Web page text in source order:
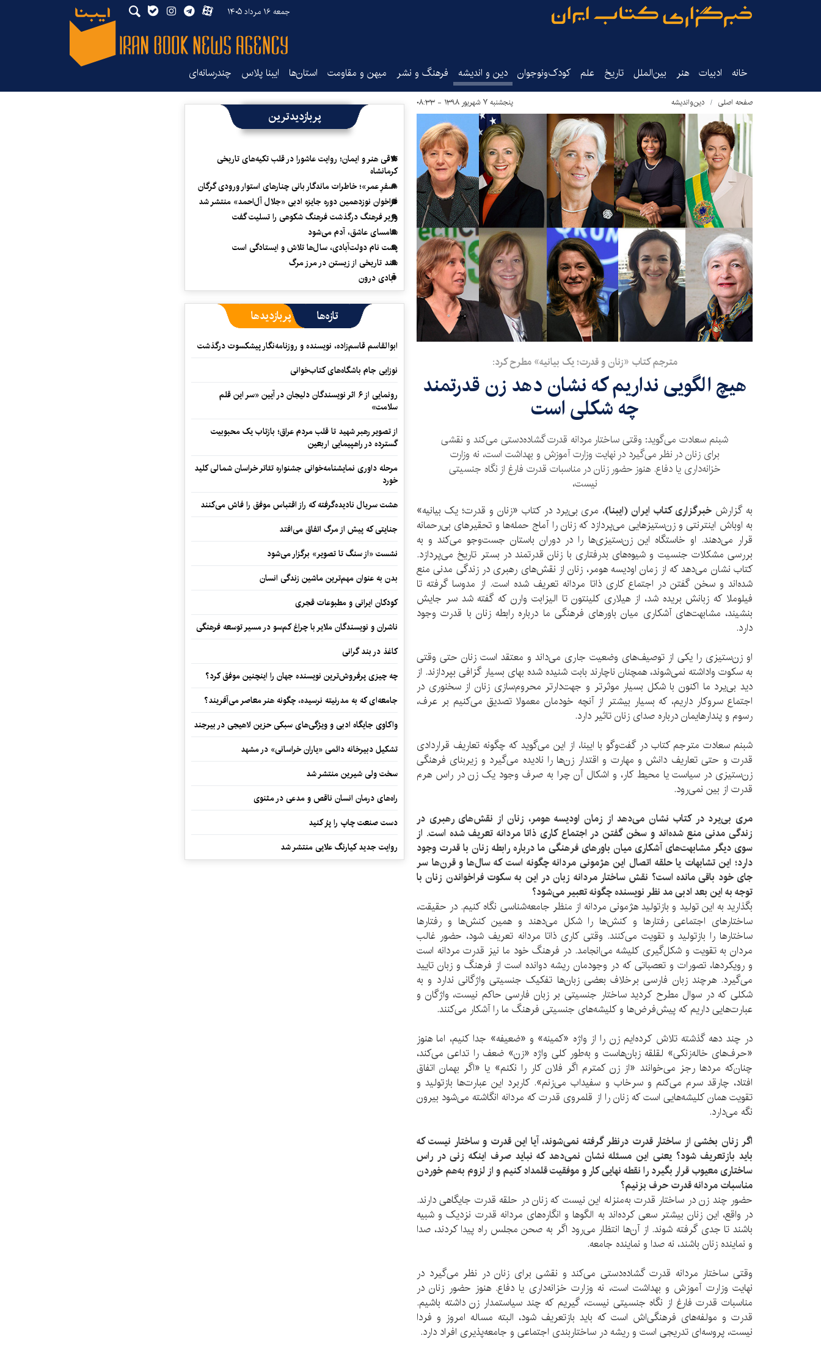
جمعه ۱۶ مرداد ۱۴۰۵
خانه ادبیات هنر بین‌الملل تاریخ‌ علم کودک‌ونوجوان دین و اندیشه فرهنگ و نشر میهن و مقاومت استان‌ها ایبنا پلاس چندرسانه‌ای
صفحه اصلی دین‌واندیشه پنجشنبه ۷ شهریور ۱۳۹۸ - ۰۸:۳۳
مترجم کتاب «زنان و قدرت؛ یک بیانیه» مطرح کرد:
هیچ الگویی نداریم که نشان دهد زن قدرتمند
چه شکلی است
شبنم سعادت می‌گوید: وقتی ساختار مردانه قدرت گشاده‌دستی می‌کند و نقشی
برای زنان در نظر می‌گیرد در نهایت وزارت آموزش و بهداشت است، نه وزارت
خزانه‌داری یا دفاع. هنوز حضور زنان در مناسبات قدرت فارغ از نگاه جنسیتی
نیست،
به گزارش خبرگزاری کتاب ایران (ایبنا)، مری بی‌یرد در کتاب «زنان و قدرت؛ یک بیانیه»
به اوباش اینترنتی و زن‌ستیزهایی می‌پردازد که زنان را آماج حمله‌ها و تحقیرهای بی‌رحمانه
قرار می‌دهند. او خاستگاه این زن‌ستیزی‌ها را در دوران باستان جست‌وجو می‌کند و به
بررسی مشکلات جنسیت و شیوه‌های بدرفتاری با زنان قدرتمند در بستر تاریخ می‌پردازد.
کتاب نشان می‌دهد که از زمان اودیسه هومر، زنان از نقش‌های رهبری در زندگی مدنی منع
شده‌اند و سخن گفتن در اجتماع کاری ذاتا مردانه تعریف شده است. از مدوسا گرفته تا
فیلوملا که زبانش بریده شد، از هیلاری کلینتون تا الیزابت وارن که گفته شد سر جایش
بنشیند، مشابهت‌های آشکاری میان باورهای فرهنگی ما درباره رابطه زنان با قدرت وجود
دارد.
او زن‌ستیزی را یکی از توصیف‌های وضعیت جاری می‌داند و معتقد است زنان حتی وقتی
به سکوت واداشته نمی‌شوند، همچنان ناچارند بابت شنیده شده بهای بسیار گزافی بپردازند. از
دید بی‌یرد ما اکنون با شکل بسیار موثرتر و جهت‌دار‌تر محروم‌سازی زنان از سخنوری در
اجتماع سروکار داریم، که بسیار بیشتر از آنچه خودمان معمولا تصدیق می‌کنیم بر عرف،
رسوم و پندارهایمان درباره صدای زنان تاثیر دارد.
شبنم سعادت مترجم کتاب در گفت‌وگو با ایبنا، از این می‌گوید که چگونه تعاریف قراردادی
قدرت و حتی تعاریف دانش و مهارت و اقتدار زن‌ها را نادیده می‌گیرد و زیربنای فرهنگی
زن‌ستیزی در سیاست یا محیط کار، و اشکال آن چرا به صرف وجود یک زن در راس هرم
قدرت از بین نمی‌رود.
مری بی‌یرد در کتاب نشان می‌دهد از زمان اودیسه هومر، زنان از نقش‌های رهبری در
زندگی مدنی منع شده‌اند و سخن گفتن در اجتماع کاری ذاتا مردانه تعریف شده است. از
سوی دیگر مشابهت‌های آشکاری میان باورهای فرهنگی ما درباره رابطه زنان با قدرت وجود
دارد؛ این تشابهات یا حلقه اتصال این هژمونی مردانه چگونه است که سال‌ها و قرن‌ها سر
جای خود باقی مانده است؟ نقش ساختار مردانه زبان در این به سکوت فراخواندن زنان با
توجه به این بعد ادبی مد نظر نویسنده چگونه تعبیر می‌شود؟
بگذارید به این تولید و بازتولید هژمونی مردانه از منظر جامعه‌شناسی نگاه کنیم. در حقیقت،
ساختارهای اجتماعی رفتارها و کنش‌ها را شکل می‌دهند و همین کنش‌ها و رفتارها
ساختارها را بازتولید و تقویت می‌کنند. وقتی کاری ذاتا مردانه تعریف شود، حضور غالب
مردان به تقویت و شکل‌گیری کلیشه می‌انجامد. در فرهنگ خود ما نیز قدرت مردانه است
و رویکردها، تصورات و تعصباتی که در وجودمان ریشه دوانده است از فرهنگ و زبان تایید
می‌گیرد. هرچند زبان فارسی برخلاف بعضی زبان‌ها تفکیک جنسیتی واژگانی ندارد و به
شکلی که در سوال مطرح کردید ساختار جنسیتی بر زبان فارسی حاکم نیست، واژگان و
عبارت‌هایی داریم که پیش‌فرض‌ها و کلیشه‌های جنسیتی فرهنگ ما را آشکار می‌کنند.
در چند دهه گذشته تلاش کرده‌ایم زن را از واژه «کمینه» و «ضعیفه» جدا کنیم، اما هنوز
«حرف‌های خاله‌زنکی» لقلقه زبان‌هاست و به‌طور کلی واژه «زن» ضعف را تداعی می‌کند،
چنان‌که مردها رجز می‌خوانند «از زن کمترم اگر فلان کار را نکنم» یا «اگر بهمان اتفاق
افتاد، چارقد سرم می‌کنم و سرخاب و سفیداب می‌زنم». کاربرد این عبارت‌ها بازتولید و
تقویت همان کلیشه‌هایی است که زنان را از قلمروی قدرت که مردانه انگاشته می‌شود بیرون
نگه می‌دارد.
اگر زنان بخشی از ساختار قدرت درنظر گرفته نمی‌شوند، آیا این قدرت و ساختار نیست که
باید بازتعریف شود؟ یعنی این مسئله نشان نمی‌دهد که نباید صرف اینکه زنی در راس
ساختاری معیوب قرار بگیرد را نقطه نهایی کار و موفقیت قلمداد کنیم و از لزوم به‌هم خوردن
مناسبات مردانه قدرت حرف بزنیم؟
حضور چند زن در ساختار قدرت به‌منزله این نیست که زنان در حلقه قدرت جایگاهی دارند.
در واقع، این زنان بیشتر سعی کرد‌ه‌اند به الگوها و انگاره‌های مردانه قدرت نزدیک و شبیه
باشند تا جدی گرفته شوند. از آن‌ها انتظار می‌رود اگر به صحن مجلس راه پیدا کردند، صدا
و نماینده زنان باشند، نه صدا و نماینده جامعه.
وقتی ساختار مردانه قدرت گشاده‌دستی می‌کند و نقشی برای زنان در نظر می‌گیرد در
نهایت وزارت آموزش و بهداشت است، نه وزارت خزانه‌داری یا دفاع. هنوز حضور زنان در
مناسبات قدرت فارغ از نگاه جنسیتی نیست، گیریم که چند سیاستمدار زن داشته باشیم.
قدرت و مولفه‌های فرهنگی‌اش است که باید بازتعریف شود، البته مساله‌ امروز و فردا
نیست، پروسه‌ای تدریجی است و ریشه در ساختاربندی اجتماعی و جامعه‌پذیری افراد دارد.
پربازدیدترین
تلاقی هنر و ایمان؛ روایت عاشورا در قلب تکیه‌های تاریخی
کرمانشاه
«سفرِ عمر»؛ خاطرات ماندگار بانی چنارهای استوار ورودی گرگان
فراخوان نوزدهمین دوره جایزه ادبی «جلال آل‌احمد» منتشر شد
وزیر فرهنگ درگذشت فرهنگ شکوهی را تسلیت گفت
سامسای عاشق، آدم می‌شود
پشت نام دولت‌آبادی، سال‌ها تلاش و ایستادگی است
سند تاریخی از زیستن در مرز مرگ
آبادی درون
تازه‌ها پربازدیدها
ابوالقاسم قاسم‌زاده، نویسنده و روزنامه‌نگار پیشکسوت درگذشت
نوزایی جام باشگاه‌های کتاب‌خوانی
رونمایی از ۶ اثر نویسندگان دلیجان در آیین «سر این قلم
سلامت»
از تصویر رهبر شهید تا قلب مردم عراق؛ بازتاب یک محبوبیت
گسترده در راهپیمایی اربعین
مرحله داوری نمایشنامه‌خوانی جشنواره تئاتر خراسان شمالی کلید
خورد
هشت سریال نادیده‌گرفته که راز اقتباس موفق را فاش می‌کنند
جنایتی که پیش از مرگ اتفاق می‌افتد
نشست «از سنگ تا تصویر» برگزار می‌شود
بدن به عنوان مهم‌ترین ماشین زندگی انسان
کودکان ایرانی و مطبوعات قجری
ناشران و نویسندگان ملایر با چراغ کم‌سو در مسیر توسعه فرهنگی
کاغذ در بند گرانی
چه چیزی پرفروش‌ترین نویسنده جهان را اینچنین موفق کرد؟
جامعه‌ای که به مدرنیته نرسیده، چگونه هنر معاصر می‌آفریند؟
واکاوی جایگاه ادبی و ویژگی‌های سبکی حزین لاهیجی در بیرجند
تشکیل دبیرخانه دائمی «یاران خراسانی» در مشهد
سخت ولی شیرین منتشر شد
راه‌های درمان انسان ناقص و مدعی در مثنوی
دست صنعت چاپ را پرُ کنید
روایت جدید کیارنگ علایی منتشر شد